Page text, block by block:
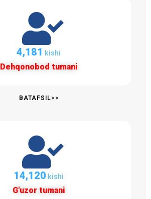
4,182 kishi
Dehqonobod tumani
BATAFSIL>>
14,122 kishi
G'uzor tumani